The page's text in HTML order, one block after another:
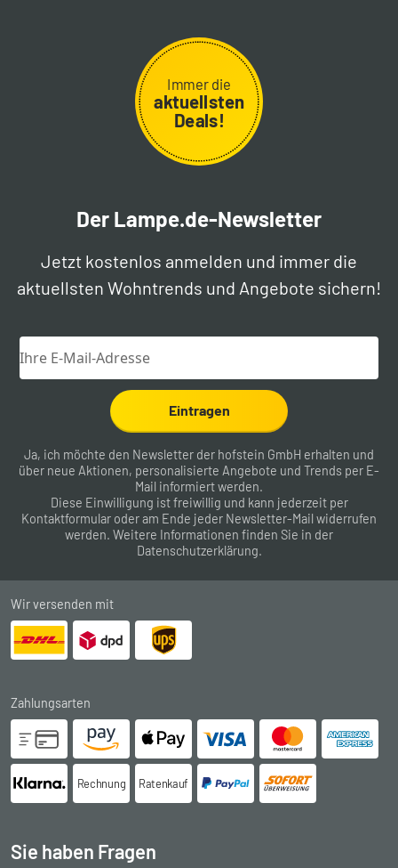
Immer die
aktuellsten
Deals!
Der Lampe.de-Newsletter
Jetzt kostenlos anmelden und immer die
aktuellsten Wohntrends und Angebote sichern!
Eintragen
Ja, ich möchte den Newsletter der hofstein GmbH erhalten und
über neue Aktionen, personalisierte Angebote und Trends per E-
Mail informiert werden.
Diese Einwilligung ist freiwillig und kann jederzeit per
Kontaktformular oder am Ende jeder Newsletter-Mail widerrufen
werden. Weitere Informationen finden Sie in der
Datenschutzerklärung.
Wir versenden mit
Zahlungsarten
Rechnung Ratenkauf
Sie haben Fragen